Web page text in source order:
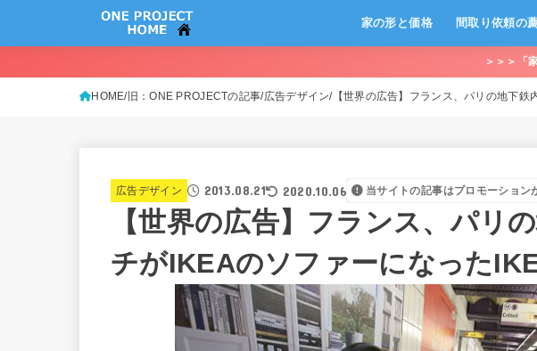
家の形と価格 間取り依頼の
＞＞＞「
HOME 旧：ONE PROJECTの記事 広告デザイン 【世界の広告】フランス、パリの地下鉄
広告デザイン 2013.08.21 2020.10.06 当サイトの記事はプロモーション
【世界の広告】フランス、パリ
チがIKEAのソファーになった